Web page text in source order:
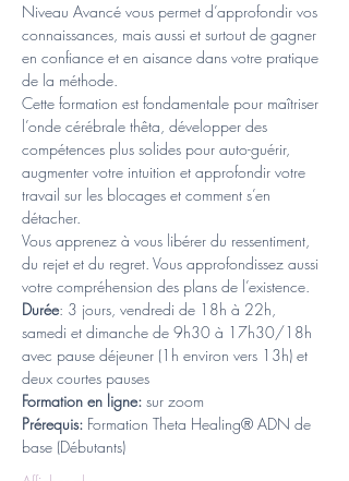
Niveau Avancé vous permet d’approfondir vos
connaissances, mais aussi et surtout de gagner
en confiance et en aisance dans votre pratique
de la méthode.
Cette formation est fondamentale pour maîtriser
l’onde cérébrale thêta, développer des
compétences plus solides pour auto-guérir,
augmenter votre intuition et approfondir votre
travail sur les blocages et comment s’en
détacher.
Vous apprenez à vous libérer du ressentiment,
du rejet et du regret. Vous approfondissez aussi
votre compréhension des plans de l’existence.
Durée: 3 jours, vendredi de 18h à 22h,
samedi et dimanche de 9h30 à 17h30/18h
avec pause déjeuner (1h environ vers 13h) et
deux courtes pauses
Formation en ligne: sur zoom
Prérequis: Formation Theta Healing® ADN de
base (Débutants)